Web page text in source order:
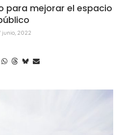
para mejorar el espacio
junio, 2022